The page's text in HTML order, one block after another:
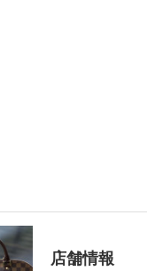
店舗情報